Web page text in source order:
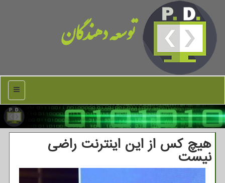
توسعه دهندگان
منو
هیچ کس از این اینترنت راضی
نیست